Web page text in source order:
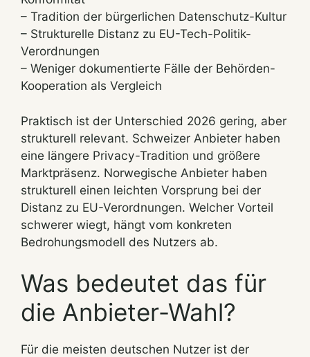
– Tradition der bürgerlichen Datenschutz-Kultur
– Strukturelle Distanz zu EU-Tech-Politik-
Verordnungen
– Weniger dokumentierte Fälle der Behörden-
Kooperation als Vergleich
Praktisch ist der Unterschied 2026 gering, aber
strukturell relevant. Schweizer Anbieter haben
eine längere Privacy-Tradition und größere
Marktpräsenz. Norwegische Anbieter haben
strukturell einen leichten Vorsprung bei der
Distanz zu EU-Verordnungen. Welcher Vorteil
schwerer wiegt, hängt vom konkreten
Bedrohungsmodell des Nutzers ab.
Was bedeutet das für
die Anbieter-Wahl?
Für die meisten deutschen Nutzer ist der